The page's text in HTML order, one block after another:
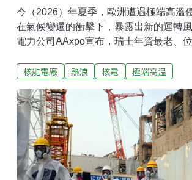
今（2026）年夏季，歐洲遭遇極端高溫
在氣候變遷的衝擊下，暴露出新的運轉
電力公司AAxpo宣布，瑞士年資最老、
由於阿勒河（Aare River）水溫升至
樣面臨熱浪挑戰。法國電力集團（EDF
溫排水排放規範，避免高溫排水進一步
位於加龍河、隆河與默茲河畔的戈爾費
布熱（Bugey）及舒茲（Chooz）核電
載甚至停機。
核能電廠 熱浪 核電 極端高溫